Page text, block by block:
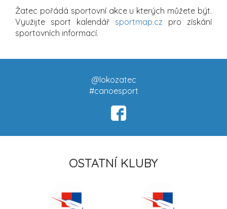
Žatec pořádá sportovní akce u kterých můžete být.
Využijte sport kalendář sportmap.cz pro získání
sportovních informací.
@lokozatec
#canoesport
OSTATNÍ KLUBY